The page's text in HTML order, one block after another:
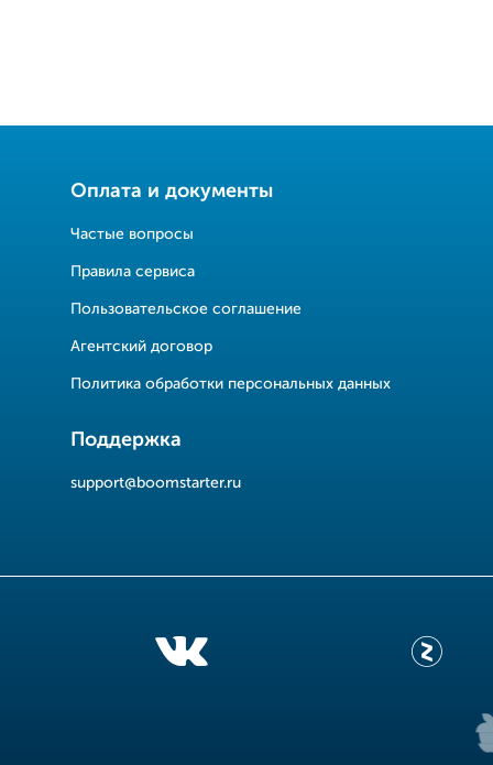
Оплата и документы
Частые вопросы
Правила сервиса
Пользовательское соглашение
Агентский договор
Политика обработки персональных данных
Поддержка
support@boomstarter.ru